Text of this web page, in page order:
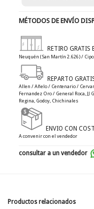
MÉTODOS DE ENVÍO
RETIRO GRATIS
Neuquén (San Martín 2.626) /
REPARTO
Allen / Añelo / Centenario /
Fernandez Oro / General Roca,
Regina, Godoy, Chichinales
ENVIO CON
A convenir con el vendedor
consultar a un vendedor
Productos relacionados